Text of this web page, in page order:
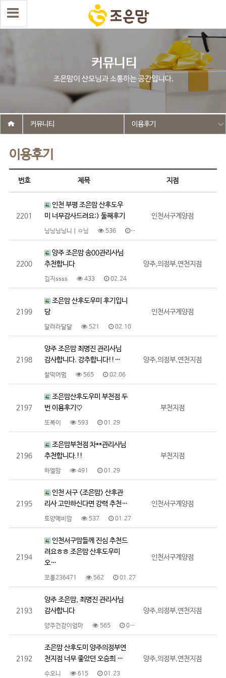
이용후기
커뮤니티 이용후기
번호 제목 지점
2201
인천 부평 조은맘 산후도우
미 너무감사드려요:) 둘째후기
닝닝닝닝니ㅣㅇ닝 536 02.24
인천서구계양점
2200
양주 조은맘 송00관리사님
추천합니다
김지ssss 433 02.24
양주,의정부,연천지점
2199
조은맘 산후도우미 후기입니
당
달려라달달 521 02.10
인천서구계양점
2198
양주 조은맘 최명진 관리사님
감사합니다. 강추합니다!!…
찰떡어멈 565 02.06
양주,의정부,연천지점
2197
조은맘산후도우미 부천점 두
번 이용후기♡
또복이 593 01.29
부천지점
2196
조은맘부천점 차**관리사님
추천합니다.!!
하엘맘 491 01.29
부천지점
2195
인천 서구 <조은맘> 산후관
리사 고민하신다면 강력 추천…
토양예비맘 537 01.27
인천서구계양점
2194
인천서구맘들께 진심 추천드
려요ㅎㅎ 조은맘 산후도우미
오…
쪼롱236471 562 01.27
인천서구계양점
2193
양주 조은맘, 최명진 관리사님
감사합니다
양주건강이엄마 565 01.26
양주,의정부,연천지점
2192
조은맘 산후도미 양주의정부연
천지점 너무 좋았던 오승희 …
수오니 615 01.23
양주,의정부,연천지점